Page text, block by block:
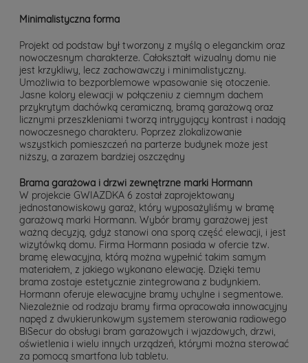
Minimalistyczna forma
Projekt od podstaw był tworzony z myślą o eleganckim oraz
nowoczesnym charakterze. Całokształt wizualny domu nie
jest krzykliwy, lecz zachowawczy i minimalistyczny.
Umożliwia to bezporblemowe wpasowanie się otoczenie.
Jasne kolory elewacji w połączeniu z ciemnym dachem
przykrytym dachówką ceramiczną, bramą garażową oraz
licznymi przeszkleniami tworzą intrygujący kontrast i nadają
nowoczesnego charakteru. Poprzez zlokalizowanie
wszystkich pomieszczeń na parterze budynek może jest
niższy, a zarazem bardziej oszczędny
Brama garażowa i drzwi zewnętrzne marki Hormann
W projekcie GWIAZDKA 6 został zaprojektowany
jednostanowiskowy garaż, który wyposażyliśmy w bramę
garażową marki Hormann. Wybór bramy garażowej jest
ważną decyzją, gdyż stanowi ona sporą część elewacji, i jest
wizytówką domu. Firma Hormann posiada w ofercie tzw.
bramę elewacyjna, którą można wypełnić takim samym
materiałem, z jakiego wykonano elewację. Dzięki temu
brama zostaje estetycznie zintegrowana z budynkiem.
Hormann oferuje elewacyjne bramy uchylne i segmentowe.
Niezależnie od rodzaju bramy firma opracowała innowacyjny
napęd z dwukierunkowym systemem sterowania radiowego
BiSecur do obsługi bram garażowych i wjazdowych, drzwi,
oświetlenia i wielu innych urządzeń, którymi można sterować
za pomocą smartfona lub tabletu.